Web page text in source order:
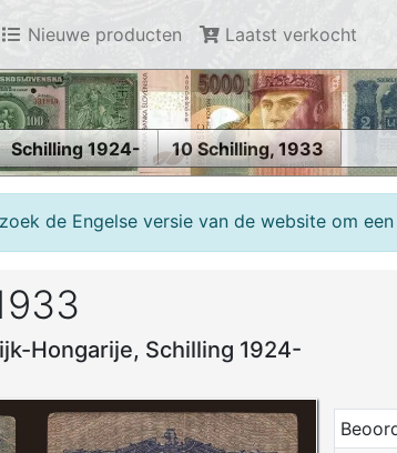
Nieuwe producten Laatst verkocht
Schilling 1924- 10 Schilling, 1933
de Engelse versie van de website om
Hongarije, Schilling 1924-